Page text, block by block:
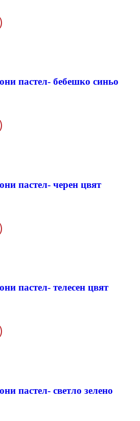
пастел- бебешко синьо
пастел- черен цвят
пастел- телесен цвят
пастел- светло зелено